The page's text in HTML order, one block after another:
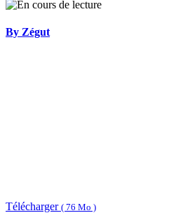
By Zégut
Télécharger ( 76 Mo )